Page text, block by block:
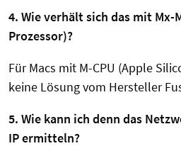
4. Wie verhält sich das mit Mx-
Prozessor)?
Für Macs mit M-CPU (Apple
keine Lösung vom Hersteller
5. Wie kann ich denn das
IP ermitteln?